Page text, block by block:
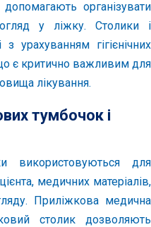
організувати
у ліжку. Столики і
урахуванням гігієнічних
є критично важливим для
лікування.
тумбочок і
використовуються для
медичних матеріалів,
Приліжкова медична
столик дозволяють